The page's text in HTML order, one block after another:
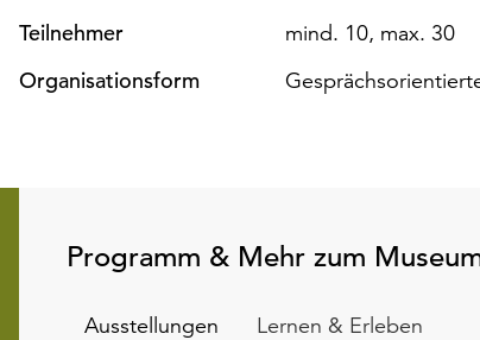
Teilnehmer
mind. 10, max. 30
Organisationsform
Programm & Mehr zum
Ausstellungen Lernen & Erleben